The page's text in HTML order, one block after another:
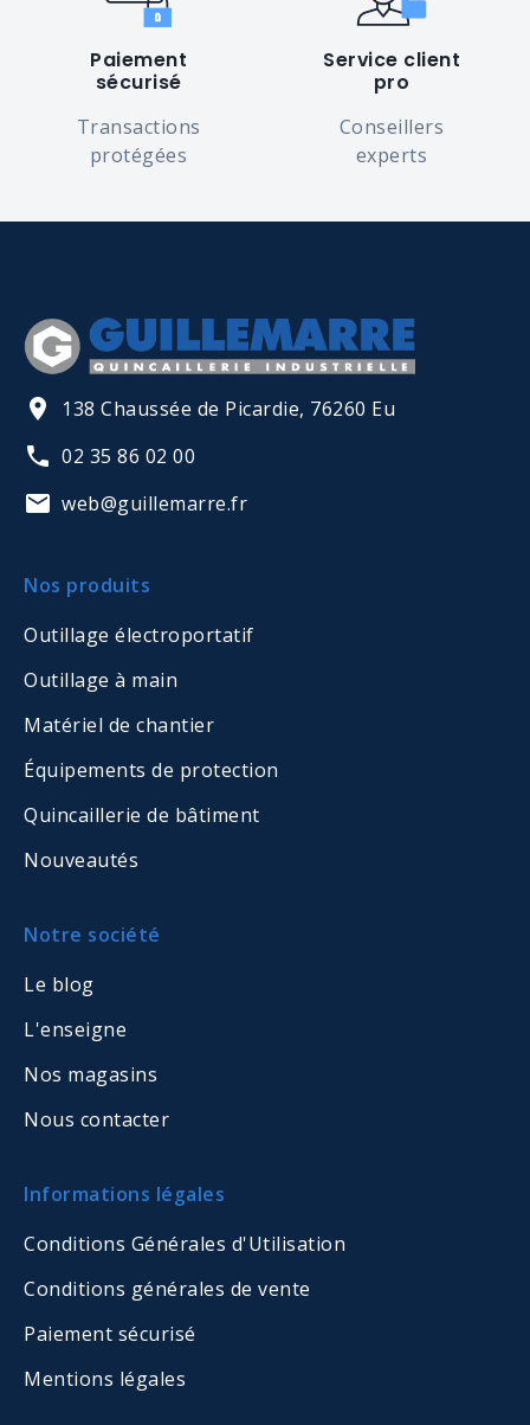
Paiement
sécurisé
Transactions
protégées
Service client
pro
Conseillers
experts
138 Chaussée de Picardie, 76260 Eu
02 35 86 02 00
web@guillemarre.fr
Nos produits
Outillage électroportatif
Outillage à main
Matériel de chantier
Équipements de protection
Quincaillerie de bâtiment
Nouveautés
Notre société
Le blog
L'enseigne
Nos magasins
Nous contacter
Informations légales
Conditions Générales d'Utilisation
Conditions générales de vente
Paiement sécurisé
Mentions légales